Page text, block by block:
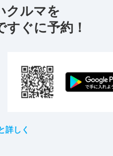
クルマを
すぐに予約！
詳しく